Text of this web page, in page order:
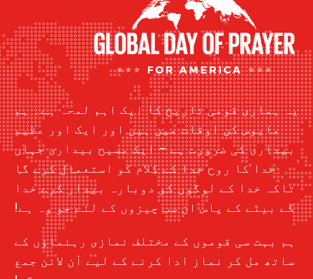
یہ ہماری قومی تاریخ کا ایک اہم لمحہ ہے۔ ہم
مایوس کن اوقات میں ہیں اور ایک اور عظیم
بیداری کی ضرورت ہے – ایک مسیح بیداری جہاں
خدا کا روح خدا کے کلام کو استعمال کرے گا
تاکہ خدا کے لوگوں کو دوبارہ بیدار کرے خدا
کے بیٹے کے پاس ان سب چیزوں کے لئے جو وہ ہے!
ہم بہت سی قوموں کے مختلف نمازی رہنماؤں کے
ساتھ مل کر نماز ادا کرنے کے لیے آن لائن جمع